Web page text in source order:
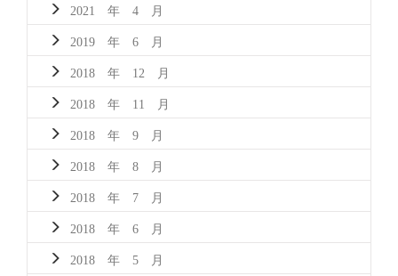
2021 年 4 月
2019 年 6 月
2018 年 12 月
2018 年 11 月
2018 年 9 月
2018 年 8 月
2018 年 7 月
2018 年 6 月
2018 年 5 月